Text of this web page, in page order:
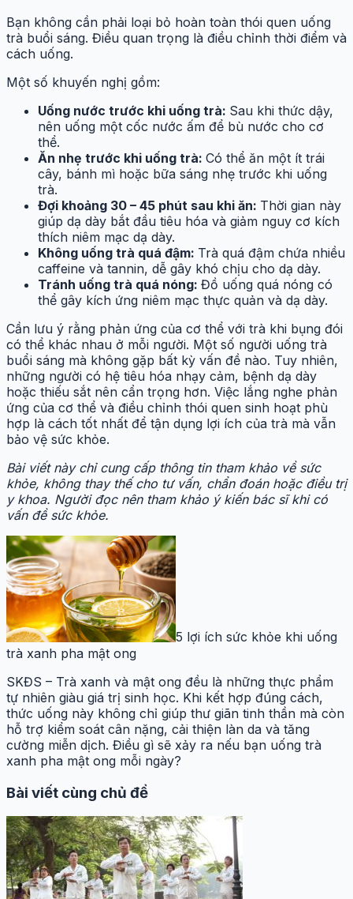
Bạn không cần phải loại bỏ hoàn toàn thói quen uống
trà buổi sáng. Điều quan trọng là điều chỉnh thời điểm và
cách uống.
Một số khuyến nghị gồm:
Uống nước trước khi uống trà: Sau khi thức dậy,
nên uống một cốc nước ấm để bù nước cho cơ
thể.
Ăn nhẹ trước khi uống trà: Có thể ăn một ít trái
cây, bánh mì hoặc bữa sáng nhẹ trước khi uống
trà.
Đợi khoảng 30 – 45 phút sau khi ăn: Thời gian này
giúp dạ dày bắt đầu tiêu hóa và giảm nguy cơ kích
thích niêm mạc dạ dày.
Không uống trà quá đậm: Trà quá đậm chứa nhiều
caffeine và tannin, dễ gây khó chịu cho dạ dày.
Tránh uống trà quá nóng: Đồ uống quá nóng có
thể gây kích ứng niêm mạc thực quản và dạ dày.
Cần lưu ý rằng phản ứng của cơ thể với trà khi bụng đói
có thể khác nhau ở mỗi người. Một số người uống trà
buổi sáng mà không gặp bất kỳ vấn đề nào. Tuy nhiên,
những người có hệ tiêu hóa nhạy cảm, bệnh dạ dày
hoặc thiếu sắt nên cẩn trọng hơn. Việc lắng nghe phản
ứng của cơ thể và điều chỉnh thói quen sinh hoạt phù
hợp là cách tốt nhất để tận dụng lợi ích của trà mà vẫn
bảo vệ sức khỏe.
Bài viết này chỉ cung cấp thông tin tham khảo về sức
khỏe, không thay thế cho tư vấn, chẩn đoán hoặc điều trị
y khoa. Người đọc nên tham khảo ý kiến bác sĩ khi có
vấn đề sức khỏe.
5 lợi ích sức khỏe khi uống
trà xanh pha mật ong
SKĐS – Trà xanh và mật ong đều là những thực phẩm
tự nhiên giàu giá trị sinh học. Khi kết hợp đúng cách,
thức uống này không chỉ giúp thư giãn tinh thần mà còn
hỗ trợ kiểm soát cân nặng, cải thiện làn da và tăng
cường miễn dịch. Điều gì sẽ xảy ra nếu bạn uống trà
xanh pha mật ong mỗi ngày?
Bài viết cùng chủ đề